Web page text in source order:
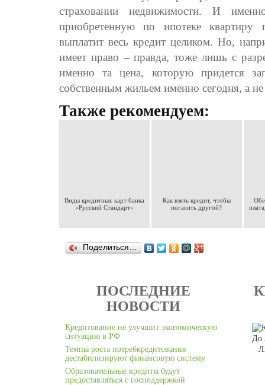
страховании недвижимости. И
приобретенную по ипотеке
выплатит весь кредит целиком. Но,
имеет право – правда, тоже лишь с
именно та цена, которую придется
собственным жильем именно сегодня, а
Также рекомендуем:
Виды кредитных карт банка
«Русский Стандарт»
Как взять кредит, чтобы
погасить другой?
Поделиться…
ПОСЛЕДНИЕ
НОВОСТИ
Кредитование не улучшит экономическую
ситуацию в РФ
Темпы роста потребкредитования
дестабилизируют финансовую систему
Образовательные кредиты будут
предоставляться с господдержкой
До